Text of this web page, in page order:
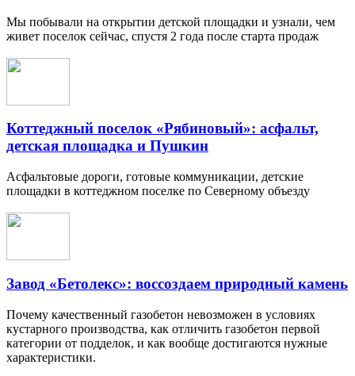
Мы побывали на открытии детской площадки и узнали, чем
живет поселок сейчас, спустя 2 года после старта продаж
Коттеджный поселок «Рябиновый»: асфальт,
детская площадка и Пушкин
Асфальтовые дороги, готовые коммуникации, детские
площадки в коттеджном поселке по Северному объезду
Завод «Бетолекс»: воссоздаем природный камень
Почему качественный газобетон невозможен в условиях
кустарного производства, как отличить газобетон первой
категории от подделок, и как вообще достигаются нужные
характеристики.